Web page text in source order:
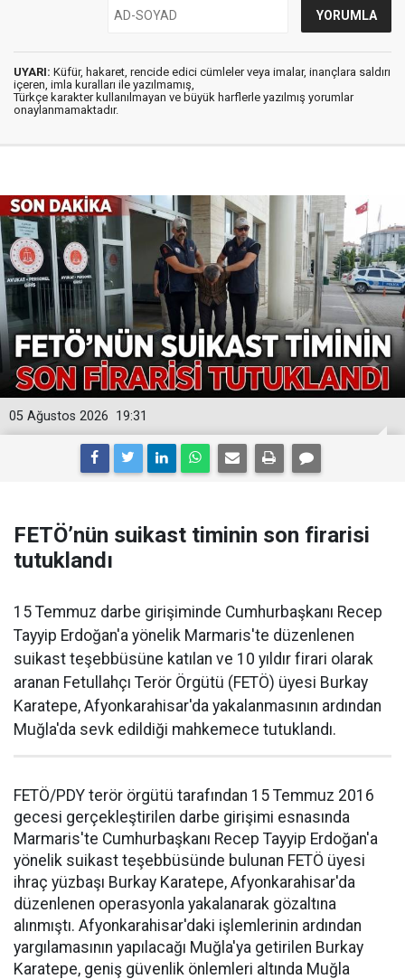
UYARI: Küfür, hakaret, rencide edici cümleler veya imalar, inançlara saldırı
içeren, imla kuralları ile yazılmamış,
Türkçe karakter kullanılmayan ve büyük harflerle yazılmış yorumlar
onaylanmamaktadır.
19:31
05 Ağustos 2026
FETÖ’nün suikast timinin son firarisi
tutuklandı
15 Temmuz darbe girişiminde Cumhurbaşkanı Recep
Tayyip Erdoğan'a yönelik Marmaris'te düzenlenen
suikast teşebbüsüne katılan ve 10 yıldır firari olarak
aranan Fetullahçı Terör Örgütü (FETÖ) üyesi Burkay
Karatepe, Afyonkarahisar'da yakalanmasının ardından
Muğla'da sevk edildiği mahkemece tutuklandı.
FETÖ/PDY terör örgütü tarafından 15 Temmuz 2016
gecesi gerçekleştirilen darbe girişimi esnasında
Marmaris'te Cumhurbaşkanı Recep Tayyip Erdoğan'a
yönelik suikast teşebbüsünde bulunan FETÖ üyesi
ihraç yüzbaşı Burkay Karatepe, Afyonkarahisar'da
düzenlenen operasyonla yakalanarak gözaltına
alınmıştı. Afyonkarahisar'daki işlemlerinin ardından
yargılamasının yapılacağı Muğla'ya getirilen Burkay
Karatepe, geniş güvenlik önlemleri altında Muğla